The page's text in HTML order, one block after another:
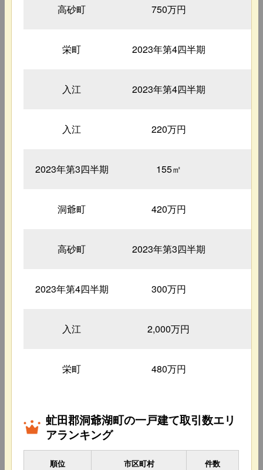
高砂町 750万円
栄町 2023年第4四半期
入江 2023年第4四半期
入江 220万円
2023年第3四半期 155㎡
洞爺町 420万円
高砂町 2023年第3四半期
2023年第4四半期 300万円
入江 2,000万円
栄町 480万円
虻田郡洞爺湖町の一戸建て取引数エリ
アランキング
順位 市区町村 件数